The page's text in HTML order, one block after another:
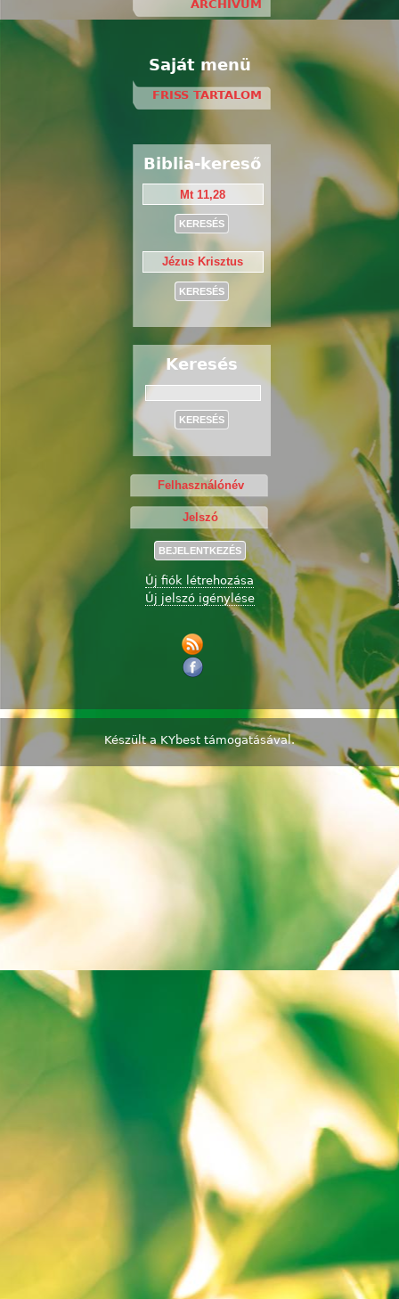
ARCHÍVUM
Saját menü
FRISS TARTALOM
Biblia-kereső
Keresés
Keresés
Új fiók létrehozása
Új jelszó igénylése
Készült aKYbest támogatásával.